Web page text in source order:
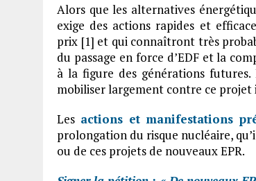
Alors que les alternatives
exige des actions rapides et
prix [1] et qui connaîtront très
du passage en force d’EDF et la
à la figure des générations
mobiliser largement contre ce projet
Les actions et manifestations
prolongation du risque nucléaire,
ou de ces projets de nouveaux EPR.